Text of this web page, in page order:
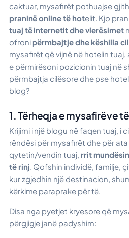
caktuar, mysafirët pothuajse
praninë online të hotelit. Kjo
tuaj të internetit dhe vlerësimet
ofroni përmbajtje dhe këshilla
mysafirët që vijnë në hotelin
e përmirësoni pozicionin tuaj në
përmbajtja cilësore dhe pse
blog?
1. Tërheqja e mysafirëve
Krijimi i një blogu në faqen tuaj, i
rëndësi për mysafirët dhe për
qytetin/vendin tuaj, rrit
të rinj . Qofshin individë, familje,
kur zgjedhin një destinacion,
kërkime paraprake për të.
Disa nga pyetjet kryesore që
përgjigje janë padyshim: